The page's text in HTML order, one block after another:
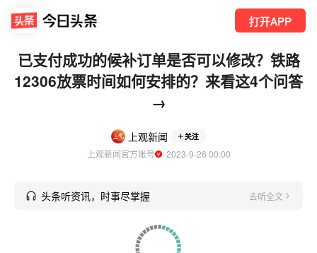
打开APP
已支付成功的候补订单是否可以修改？铁路
12306放票时间如何安排的？来看这4个问答
→
上观新闻 关注
上观新闻官方账号
  2023-9-26 00:00
头条听资讯，时事尽掌握 去听全文